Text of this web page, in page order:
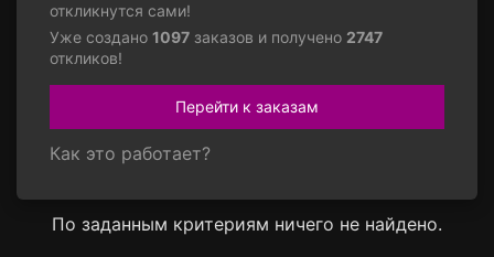
откликнутся сами!
Уже создано 1097 заказов и получено 2747
откликов!
Перейти к заказам
Как это работает?
По заданным критериям ничего не найдено.